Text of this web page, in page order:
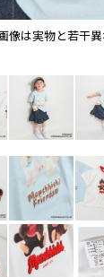
は実物と若干異